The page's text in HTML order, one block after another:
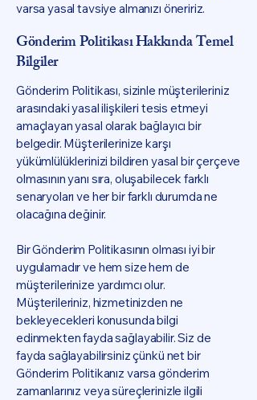
varsa yasal tavsiye almanızı öneririz.
Gönderim Politikası Hakkında Temel
Bilgiler
Gönderim Politikası, sizinle müşterileriniz
arasındaki yasal ilişkileri tesis etmeyi
amaçlayan yasal olarak bağlayıcı bir
belgedir. Müşterilerinize karşı
yükümlülüklerinizi bildiren yasal bir çerçeve
olmasının yanı sıra, oluşabilecek farklı
senaryoları ve her bir farklı durumda ne
olacağına değinir.
Bir Gönderim Politikasının olması iyi bir
uygulamadır ve hem size hem de
müşterilerinize yardımcı olur.
Müşterileriniz, hizmetinizden ne
bekleyecekleri konusunda bilgi
edinmekten fayda sağlayabilir. Siz de
fayda sağlayabilirsiniz çünkü net bir
Gönderim Politikanız varsa gönderim
zamanlarınız veya süreçlerinizle ilgili